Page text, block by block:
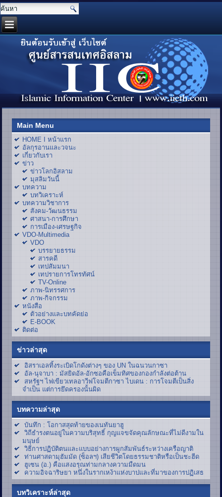
Main Menu
HOME I หน้าแรก
อัลกุรอานและวจนะ
เกี่ยวกับเรา
ข่าว
ข่าวโลกอิสลาม
มุสลิมวันนี้
บทความ
บทวิเคราะห์
บทความวิชาการ
สังคม-วัฒนธรรม
ศาสนา-การศึกษา
การเมือง-เศรษฐกิจ
VDO-Multimedia
VDO
บรรยายธรรม
สารคดี
เทปสัมมนา
เทปรายการโทรทัศน์
TV-Online
ภาพ-นิทรรศการ
ภาพ-กิจกรรม
หนังสือ
ตัวอย่างและบทคัดย่อ
E-BOOK
ติดต่อ
ข่าวล่าสุด
อิสราเอลทิ้งระเบิดโกดังต่างๆ ของ UN ในฉนวนกาซา
อัล-นุจาบา : มัสยิดอัล-อักซอคือเข็มทิศของกองกำลังต่อต้าน
สหรัฐฯ ไฟเขียวเทลอาวีฟโจมตีกาซา ไบเดน : การโจมตีเป็นสิ่ง
จำเป็น แต่การยึดครองนั้นผิด
บทความล่าสุด
บันทึก : โอกาสสุดท้ายของเนทันยาฮู
วิถีธำรงตนอยู่ในความบริสุทธิ์ กุญแจขจัดคุณลักษณะที่ไม่ดีงามใน
มนุษย์
วิธีการปฏิบัติตนและแบบอย่างการผูกสัมพันธ์ระหว่างเครือญาติ
ท่านศาสดามุฮัมมัด (ซ็อลฯ) เสียชีวิตโดยธรรมชาติหรือเป็นชะฮีด
ฮูเซน (อ.) คือแสงอรุณท่ามกลางความมืดมน
ความอิจฉาริษยา หนึ่งในรากเหง้าแห่งบาปและที่มาของการปฏิเสธ
บทวิเคราะห์ล่าสุด